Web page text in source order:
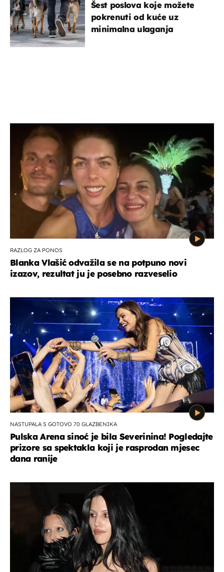
Šest poslova koje možete
pokrenuti od kuće uz
minimalna ulaganja
RAZLOG ZA PONOS
Blanka Vlašić odvažila se na potpuno novi
izazov, rezultat ju je posebno razveselio
NASTUPALA S GOTOVO 70 GLAZBENIKA
Pulska Arena sinoć je bila Severinina! Pogledajte
prizore sa spektakla koji je rasprodan mjesec
dana ranije